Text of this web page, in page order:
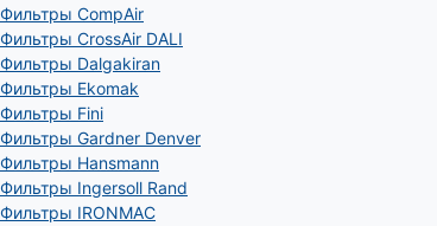
Фильтры CompAir
Фильтры CrossAir DALI
Фильтры Dalgakiran
Фильтры Ekomak
Фильтры Fini
Фильтры Gardner Denver
Фильтры Hansmann
Фильтры Ingersoll Rand
Фильтры IRONMAC